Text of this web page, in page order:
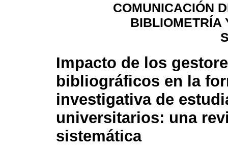
COMUNICACIÓN
BIBLIOMETRÍA
Impacto de los
bibliográficos en la
investigativa de
universitarios: una
sistemática